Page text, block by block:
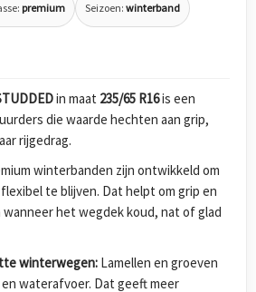
premium Seizoen: winterband
in maat 235/65 R16is een
die waarde hechten aan grip,
rijgedrag.
winterbanden zijn ontwikkeld om
te blijven. Dat helpt om grip en
het wegdek koud, nat of glad
winterwegen: Lamellen en groeven
waterafvoer. Dat geeft meer